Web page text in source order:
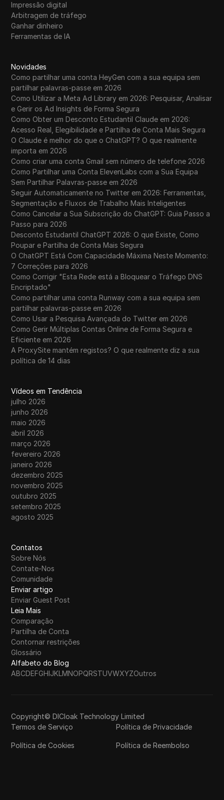
Impressão digital
Arbitragem de tráfego
Ganhar dinheiro
Ferramentas de IA
Novidades
Como partilhar uma conta HeyGen com a sua equipa sem
partilhar palavras-passe em 2026
Como Utilizar a Meta Ad Library em 2026: Pesquisar, Analisar
e Gerir os Ad Insights de Forma Segura
Como Obter um Desconto Estudantil Claude em 2026:
Acesso Real, Elegibilidade e Partilha de Conta Mais Segura
O Claude é melhor do que o ChatGPT? O que realmente
importa em 2026
Como criar uma conta Gmail sem número de telefone 2026
Como Partilhar uma Conta ElevenLabs com a Sua Equipa
Sem Partilhar Palavras-passe em 2026
Seguir Automaticamente no Twitter em 2026: Ferramentas,
Segmentação e Fluxos de Trabalho Mais Inteligentes
Como Cancelar a Sua Subscrição do ChatGPT: Guia Passo a
Passo para 2026
Desconto Estudantil ChatGPT 2026: O que Existe, Como
Poupar e Partilha de Conta Mais Segura
O ChatGPT Está Com Capacidade Máxima Neste Momento:
7 Correções para 2026
Como Corrigir "Esta Rede está a Bloquear o Tráfego DNS
Encriptado"
Como partilhar uma conta Runway com a sua equipa sem
partilhar palavras-passe em 2026
Como Usar a Pesquisa Avançada do Twitter em 2026
Como Gerir Múltiplas Contas Online de Forma Segura e
Eficiente em 2026
A ProxySite mantém registos? O que realmente diz a sua
política de 14 dias
Vídeos em Tendência
julho 2026
junho 2026
maio 2026
abril 2026
março 2026
fevereiro 2026
janeiro 2026
dezembro 2025
novembro 2025
outubro 2025
setembro 2025
agosto 2025
Contatos
Sobre Nós
Contate-Nos
Comunidade
Enviar artigo
Enviar Guest Post
Leia Mais
Comparação
Partilha de Conta
Contornar restrições
Glossário
Alfabeto do Blog
ABCDEFGHIJKLMNOPQRSTUVWXYZOutros
Copyright© DICloak Technology Limited
Termos de Serviço
Política de Privacidade
Política de Cookies Política de Reembolso